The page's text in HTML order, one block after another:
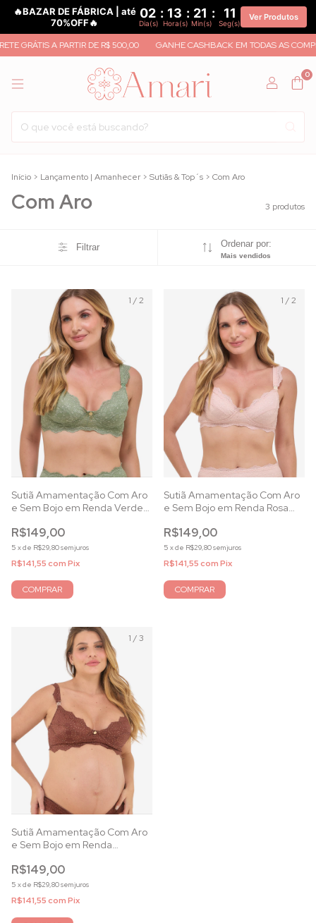
🔥BAZAR DE FÁBRICA | até
70%OFF🔥
02 : 13 : 21 : 11
Dia(s) Hora(s) Min(s) Seg(s)
Ver Produtos
GRÁTIS A PARTIR DE R$ 500,00 GANHE CASHBACK EM TODAS AS
0
Início > Lançamento | Amanhecer > Sutiãs & Top´s > Com Aro
Com Aro 3 produtos
Filtrar Ordenar por:
Mais vendidos
1 /2
Sutiã Amamentação Com Aro
e Sem Bojo em Renda Verde
R$149,00
5 xde R$29,80sem juros
R$141,55comPix
COMPRAR
1 /2
Sutiã Amamentação Com Aro
e Sem Bojo em Renda Rosa
R$149,00
5 xde R$29,80sem juros
R$141,55comPix
COMPRAR
1 /3
Sutiã Amamentação Com Aro
e Sem Bojo em Renda
R$149,00
5 xde R$29,80sem juros
R$141,55comPix